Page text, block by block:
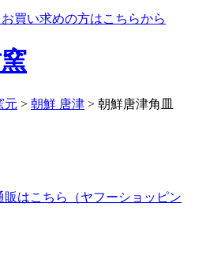
買い求めの方はこちらから
元 > 朝鮮 唐津 > 朝鮮唐津角皿
はこちら（ヤフーショッピン